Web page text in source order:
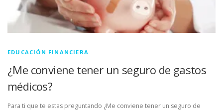
EDUCACIÓN FINANCIERA
¿Me conviene tener un seguro de gastos
médicos?
Para ti que te estas preguntando ¿Me conviene tener un seguro de